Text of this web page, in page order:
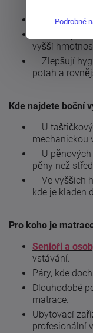
Zvyšují
Chrání jádro
vyšší
Zlepšují
potah a
Kde najdete boční
U
mechanickou
U pěnových
pěny než
Ve vyšších
kde je kladen
Pro koho je
Senioři a
vstávání.
Páry, kde
Dlouhodobé
matrace.
Ubytovací
profesionální
Podrobné